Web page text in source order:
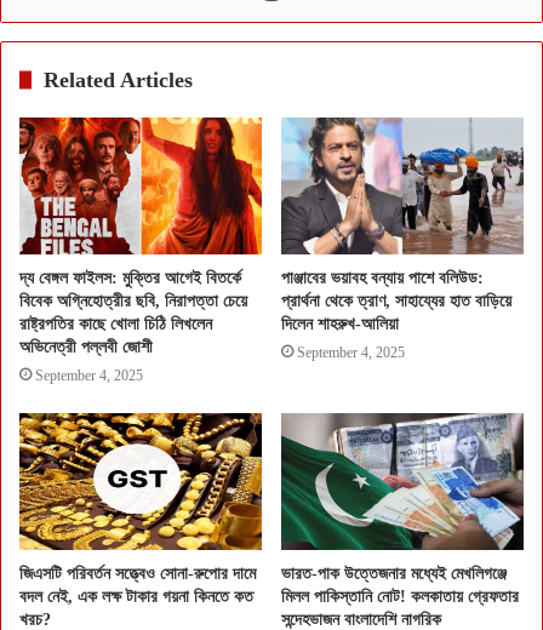
Related Articles
দ্য বেঙ্গল ফাইলস: মুক্তির আগেই বিতর্কে
বিবেক অগ্নিহোত্রীর ছবি, নিরাপত্তা চেয়ে
রাষ্ট্রপতির কাছে খোলা চিঠি লিখলেন
অভিনেত্রী পল্লবী জোশী
September 4, 2025
পাঞ্জাবের ভয়াবহ বন্যায় পাশে বলিউড:
প্রার্থনা থেকে ত্রাণ, সাহায্যের হাত বাড়িয়ে
দিলেন শাহরুখ-আলিয়া
September 4, 2025
জিএসটি পরিবর্তন সত্ত্বেও সোনা-রুপোর দামে
বদল নেই, এক লক্ষ টাকার গয়না কিনতে কত
খরচ?
ভারত-পাক উত্তেজনার মধ্যেই মেখলিগঞ্জে
মিলল পাকিস্তানি নোট! কলকাতায় গ্রেফতার
সন্দেহভাজন বাংলাদেশি নাগরিক